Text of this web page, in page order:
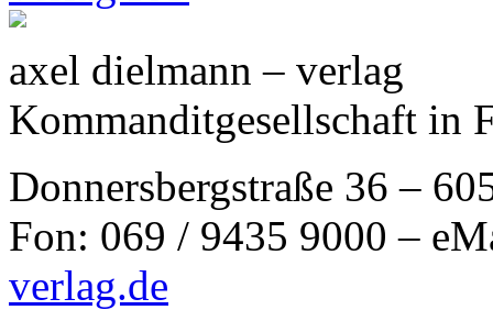
axel dielmann – verlag
Kommanditgesellschaft in
Donnersbergstraße 36 –
Fon: 069 / 9435 9000 –
verlag.de